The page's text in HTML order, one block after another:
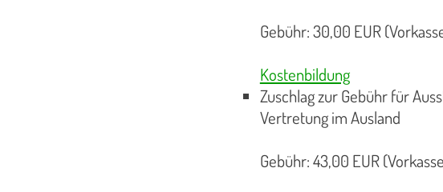
Gebühr: 30,00 EUR
Kostenbildung
Zuschlag zur Gebühr für
Vertretung im Ausland
Gebühr: 43,00 EUR